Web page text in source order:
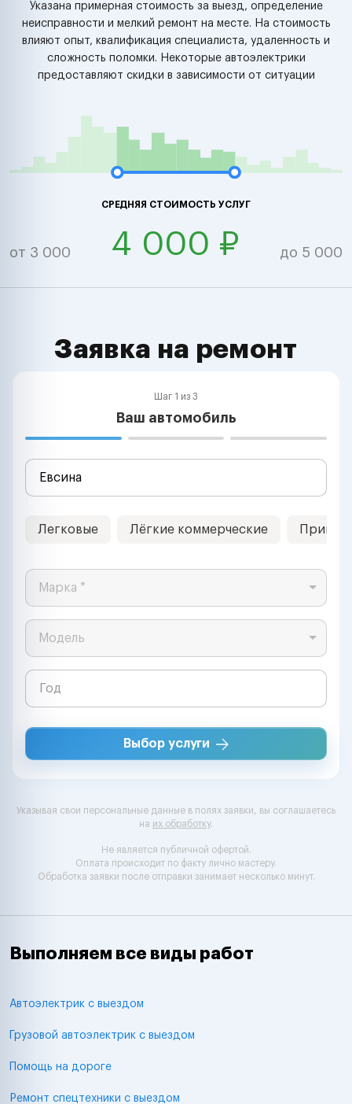
Указана примерная стоимость за выезд, определение
неисправности и мелкий ремонт на месте. На стоимость
влияют опыт, квалификация специалиста, удаленность и
сложность поломки. Некоторые автоэлектрики
предоставляют скидки в зависимости от ситуации
СРЕДНЯЯ СТОИМОСТЬ УСЛУГ
от 3 000 4 000 ₽ до 5 000
Заявка на ремонт
Шаг 1 из 3
Ваш автомобиль
Легковые Лёгкие коммерческие
Марка *
Модель
Выбор услуги
Указывая свои персональные данные в полях заявки, вы соглашаетесь
на их обработку.
Не является публичной офертой.
Оплата происходит по факту лично мастеру.
Обработка заявки после отправки занимает несколько минут.
Выполняем все виды работ
Автоэлектрик с выездом
Грузовой автоэлектрик с выездом
Помощь на дороге
Ремонт спецтехники с выездом